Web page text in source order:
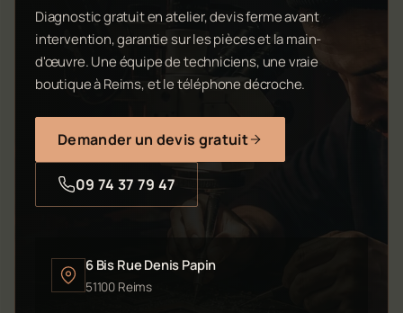
Diagnostic gratuit en atelier, devis ferme avant
intervention, garantie sur les pièces et la main-
d'œuvre. Une équipe de techniciens, une vraie
boutique à Reims, et le téléphone décroche.
Demander un devis gratuit
09 74 37 79 47
6 Bis Rue Denis Papin
51100 Reims